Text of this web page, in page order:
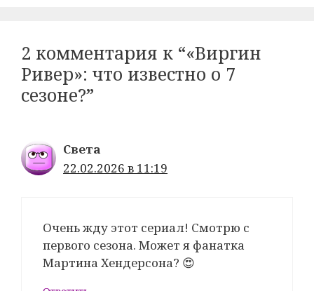
2 комментария к “«Виргин
Ривер»: что известно о 7
сезоне?”
Света
22.02.2026 в 11:19
Очень жду этот сериал! Смотрю с
первого сезона. Может я фанатка
Мартина Хендерсона? 😍